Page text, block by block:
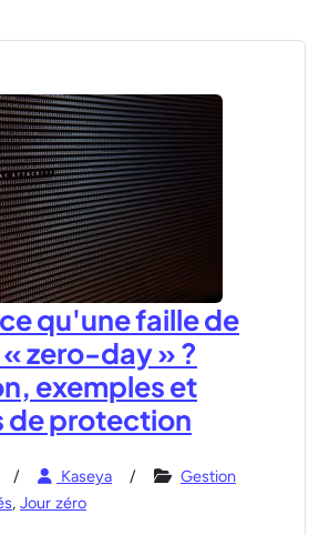
qu'une faille de
zero-day » ?
exemples et
de protection
Kaseya
Gestion
, Jour zéro